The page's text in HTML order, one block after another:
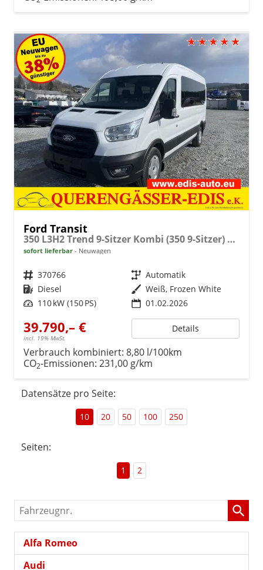
Ford Transit
350 L3H2 Trend 9-Sitzer Kombi (350 9-Sitzer) 2.0 EcoBlue 110kW (150 PS) 8-Stufen Automatik
sofort lieferbar Neuwagen
Fahrzeugnr. 370766 Getriebe Automatik
Kraftstoff Diesel Außenfarbe Weiß, Frozen White
Leistung 110 kW (150 PS) 01.02.2026
39.790,– €
incl. 19% MwSt.
Details
Verbrauch kombiniert: 8,80 l/100km
CO2-Emissionen: 231,00 g/km
Datensätze pro Seite:
10 20 50 100 250
Seiten:
1 2
Fahrzeugnr.
Alfa Romeo
Audi